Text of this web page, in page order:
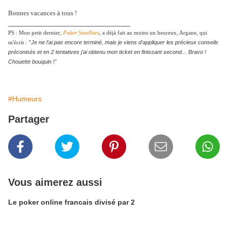
Bonnes vacances à tous !
PS : Mon petit dernier, Poker Satellites , a déjà fait au moins un heureux, Argane, qui
m'écrit : "Je ne l'ai pas encore terminé, mais je viens d'appliquer les précieux conseils
préconisés et en 2 tentatives j'ai obtenu mon ticket en finissant second...
Bravo !
Chouette bouquin !"
#Humeurs
Partager
Vous aimerez aussi
Le poker online francais divisé par 2